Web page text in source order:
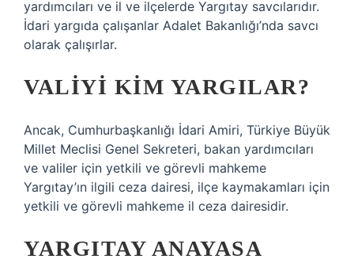
yardımcıları ve il ve ilçelerde Yargıtay savcılarıdır.
İdari yargıda çalışanlar Adalet Bakanlığı’nda savcı
olarak çalışırlar.
VALIYI KIM YARGILAR?
Ancak, Cumhurbaşkanlığı İdari Amiri, Türkiye Büyük
Millet Meclisi Genel Sekreteri, bakan yardımcıları
ve valiler için yetkili ve görevli mahkeme
Yargıtay’ın ilgili ceza dairesi, ilçe kaymakamları için
yetkili ve görevli mahkeme il ceza dairesidir.
YARGITAY ANAYASA